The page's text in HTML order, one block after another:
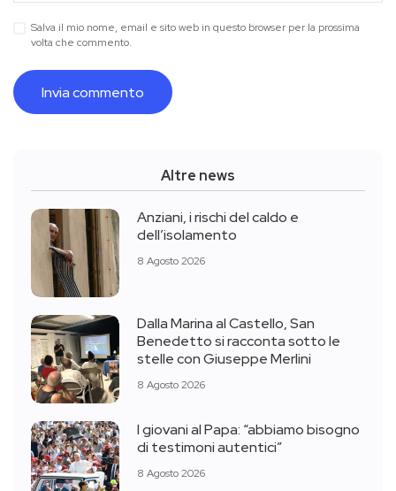
Salva il mio nome, email e sito web in questo browser per la prossima
volta che commento.
Altre news
Anziani, i rischi del caldo e
dell’isolamento
8 Agosto 2026
Dalla Marina al Castello, San
Benedetto si racconta sotto le
stelle con Giuseppe Merlini
8 Agosto 2026
I giovani al Papa: “abbiamo bisogno
di testimoni autentici”
8 Agosto 2026